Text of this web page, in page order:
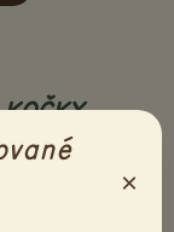
KOČKY
12000 Kč×